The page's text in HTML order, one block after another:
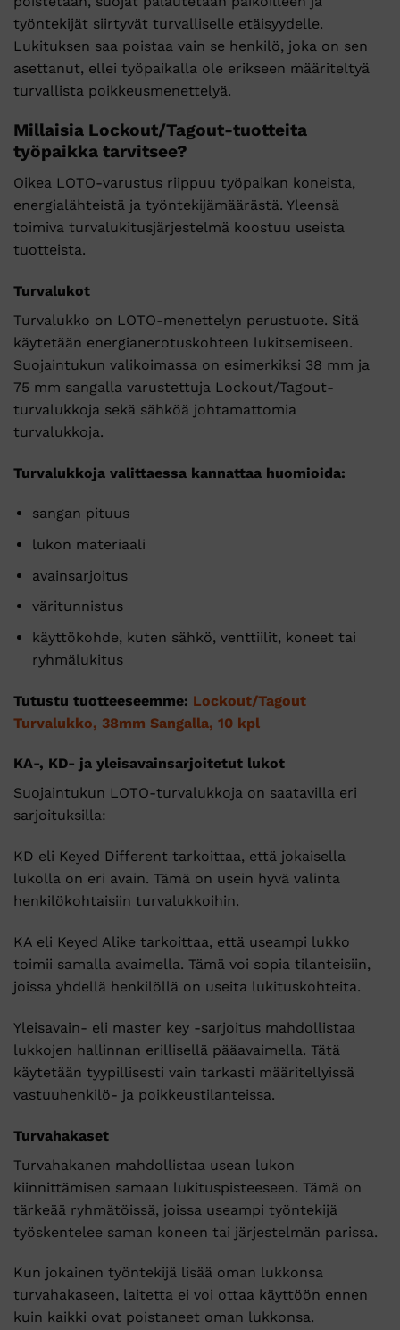
työntekijät siirtyvät turvalliselle etäisyydelle.
Lukituksen saa poistaa vain se henkilö, joka on sen
asettanut, ellei työpaikalla ole erikseen määriteltyä
turvallista poikkeusmenettelyä.
Millaisia Lockout/Tagout-tuotteita
työpaikka tarvitsee?
Oikea LOTO-varustus riippuu työpaikan koneista,
energialähteistä ja työntekijämäärästä. Yleensä
toimiva turvalukitusjärjestelmä koostuu useista
tuotteista.
Turvalukot
Turvalukko on LOTO-menettelyn perustuote. Sitä
käytetään energianerotuskohteen lukitsemiseen.
Suojaintukun valikoimassa on esimerkiksi 38 mm ja
75 mm sangalla varustettuja Lockout/Tagout-
turvalukkoja sekä sähköä johtamattomia
turvalukkoja.
Turvalukkoja valittaessa kannattaa huomioida:
sangan pituus
lukon materiaali
avainsarjoitus
väritunnistus
käyttökohde, kuten sähkö, venttiilit, koneet tai
ryhmälukitus
Tutustu tuotteeseemme: Lockout/Tagout
Turvalukko, 38mm Sangalla, 10 kpl
KA-, KD- ja yleisavainsarjoitetut lukot
Suojaintukun LOTO-turvalukkoja on saatavilla eri
sarjoituksilla:
KD eli Keyed Different tarkoittaa, että jokaisella
lukolla on eri avain. Tämä on usein hyvä valinta
henkilökohtaisiin turvalukkoihin.
KA eli Keyed Alike tarkoittaa, että useampi lukko
toimii samalla avaimella. Tämä voi sopia tilanteisiin,
joissa yhdellä henkilöllä on useita lukituskohteita.
Yleisavain- eli master key -sarjoitus mahdollistaa
lukkojen hallinnan erillisellä pääavaimella. Tätä
käytetään tyypillisesti vain tarkasti määritellyissä
vastuuhenkilö- ja poikkeustilanteissa.
Turvahakaset
Turvahakanen mahdollistaa usean lukon
kiinnittämisen samaan lukituspisteeseen. Tämä on
tärkeää ryhmätöissä, joissa useampi työntekijä
työskentelee saman koneen tai järjestelmän parissa.
Kun jokainen työntekijä lisää oman lukkonsa
turvahakaseen, laitetta ei voi ottaa käyttöön ennen
kuin kaikki ovat poistaneet oman lukkonsa.